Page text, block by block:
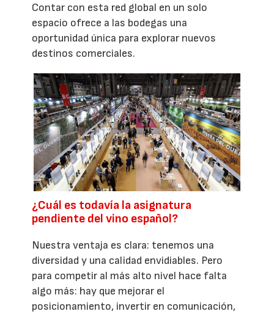
Contar con esta red global en un solo
espacio ofrece a las bodegas una
oportunidad única para explorar nuevos
destinos comerciales.
¿Cuál es todavía la asignatura
pendiente del vino español?
Nuestra ventaja es clara: tenemos una
diversidad y una calidad envidiables. Pero
para competir al más alto nivel hace falta
algo más: hay que mejorar el
posicionamiento, invertir en comunicación,